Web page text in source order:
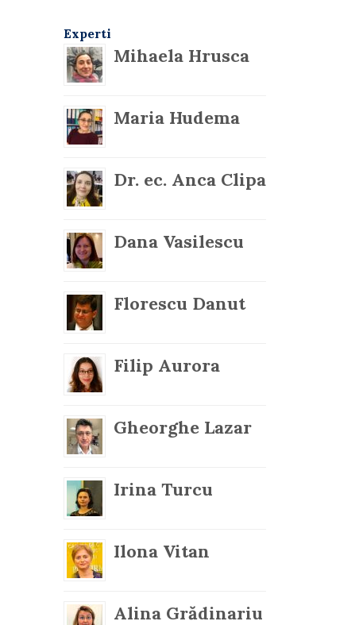
Experti
Mihaela Hrusca
Maria Hudema
Dr. ec. Anca Clipa
Dana Vasilescu
Florescu Danut
Filip Aurora
Gheorghe Lazar
Irina Turcu
Ilona Vitan
Alina Grădinariu